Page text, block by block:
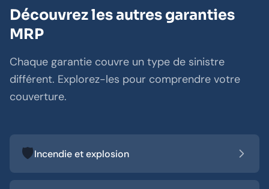
Découvrez les autres garanties
MRP
Chaque garantie couvre un type de sinistre
différent. Explorez-les pour comprendre votre
couverture.
🛡️Incendie et explosion